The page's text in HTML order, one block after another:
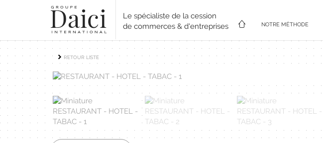
Le spécialiste de la cession
de commerces & d'entreprises
NOTRE MÉTHODE
RETOUR LISTE